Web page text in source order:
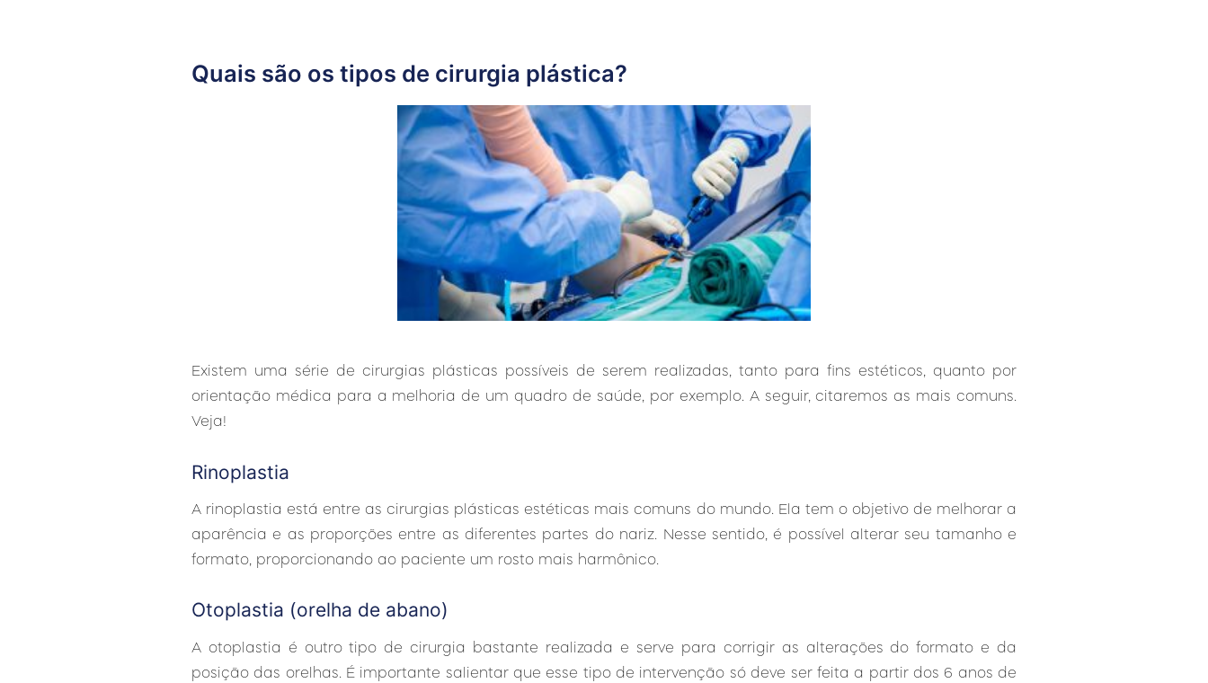
Quais são os tipos de cirurgia plástica?
Existem uma série de cirurgias plásticas possíveis de serem realizadas, tanto para fins estéticos, quanto por
orientação médica para a melhoria de um quadro de saúde, por exemplo. A seguir, citaremos as mais comuns.
Veja!
Rinoplastia
A rinoplastia está entre as cirurgias plásticas estéticas mais comuns do mundo. Ela tem o objetivo de melhorar a
aparência e as proporções entre as diferentes partes do nariz. Nesse sentido, é possível alterar seu tamanho e
formato, proporcionando ao paciente um rosto mais harmônico.
Otoplastia (orelha de abano)
A otoplastia é outro tipo de cirurgia bastante realizada e serve para corrigir as alterações do formato e da
posição das orelhas. É importante salientar que esse tipo de intervenção só deve ser feita a partir dos 6 anos de